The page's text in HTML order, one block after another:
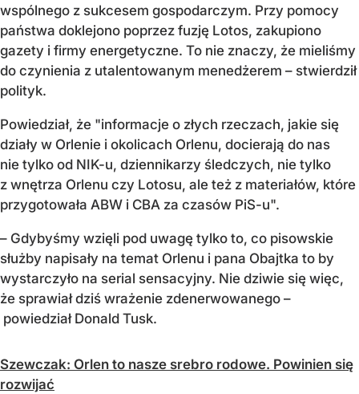
wspólnego z sukcesem gospodarczym. Przy pomocy
państwa doklejono poprzez fuzję Lotos, zakupiono
gazety i firmy energetyczne. To nie znaczy, że mieliśmy
do czynienia z utalentowanym menedżerem – stwierdził
polityk.
Powiedział, że "informacje o złych rzeczach, jakie się
działy w Orlenie i okolicach Orlenu, docierają do nas
nie tylko od NIK-u, dziennikarzy śledczych, nie tylko
z wnętrza Orlenu czy Lotosu, ale też z materiałów, które
przygotowała ABW i CBA za czasów PiS-u".
– Gdybyśmy wzięli pod uwagę tylko to, co pisowskie
służby napisały na temat Orlenu i pana Obajtka to by
wystarczyło na serial sensacyjny. Nie dziwie się więc,
że sprawiał dziś wrażenie zdenerwowanego –
powiedział Donald Tusk.
Szewczak: Orlen to nasze srebro rodowe. Powinien się
rozwijać